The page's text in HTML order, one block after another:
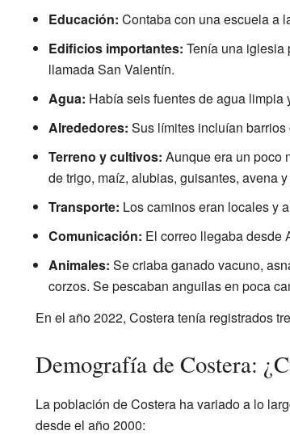
Educación: Contaba con una escuela a
Edificios importantes: Tenía una iglesia
llamada San Valentín.
Agua: Había seis fuentes de agua limpia
Alrededores: Sus límites incluían
Terreno y cultivos: Aunque era un poco
de trigo, maíz, alubias, guisantes, avena
Transporte: Los caminos eran locales y
Comunicación: El correo llegaba desde
Animales: Se criaba ganado vacuno,
corzos. Se pescaban anguilas en poca
En el año 2022, Costera tenía registrados
Demografía de Costera:
La población de Costera ha variado a lo
desde el año 2000: